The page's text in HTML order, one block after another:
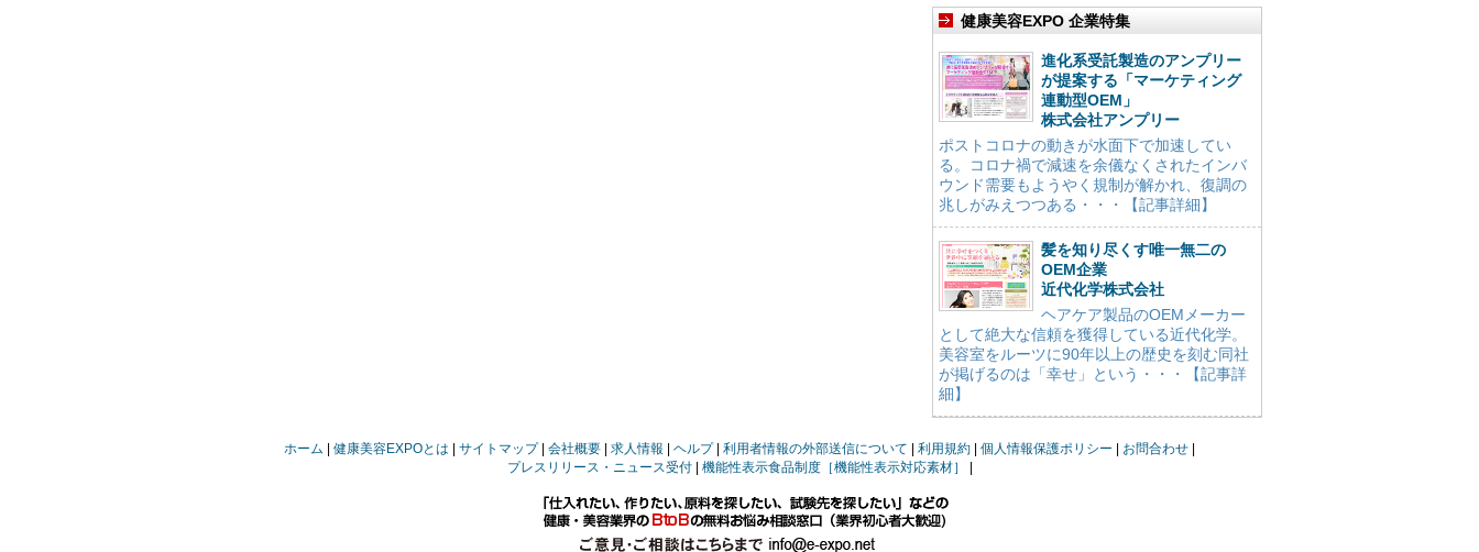
健康美容EXPO 企業特集
進化系受託製造のアンプリー
が提案する「マーケティング
連動型OEM」
株式会社アンプリー
ポストコロナの動きが水面下で加速してい
る。コロナ禍で減速を余儀なくされたインバ
ウンド需要もようやく規制が解かれ、復調の
兆しがみえつつある・・・【記事詳細】
髪を知り尽くす唯一無二の
OEM企業
近代化学株式会社
ヘアケア製品のOEMメーカー
として絶大な信頼を獲得している近代化学。
美容室をルーツに90年以上の歴史を刻む同社
が掲げるのは「幸せ」という・・・【記事詳
細】
ホーム 健康美容EXPOとは サイトマップ 会社概要 求人情報 ヘルプ 利用者情報の外部送信について 利用規約 個人情報保護ポリシー
お問合わせ
プレスリリース・ニュース受付
機能性表示食品制度［機能性表示対応素材］